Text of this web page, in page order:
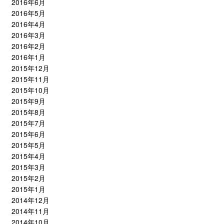
2016年5月
2016年4月
2016年3月
2016年2月
2016年1月
2015年12月
2015年11月
2015年10月
2015年9月
2015年8月
2015年7月
2015年6月
2015年5月
2015年4月
2015年3月
2015年2月
2015年1月
2014年12月
2014年11月
2014年10月